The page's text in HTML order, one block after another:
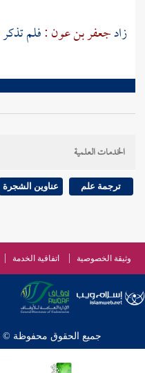
زادجعفر بن عون :فلم تذكر
الخدمات العلمية
ترجمة علم عناوين الشجرة
وثيقة الخصوصية اتفاقية الخدمة
جميع الحقوق محفوظة © 2026 - 1998 لشبكة إسلام ويب